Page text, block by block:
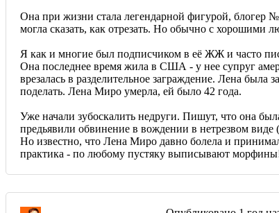
Она при жизни стала легендарной фигурой, блогер
могла сказать, как отрезать. Но обычно с хорошими
Я как и многие был подписчиком в её ЖЖ и часто
Она последнее время жила в США - у нее супруг
врезалась в разделительное заграждение. Лена
поделать. Лена Миро умерла, ей было 42 года.
Уже начали зубоскалить недруги. Пишут, что она
предьявили обвинение в вождении в нетрезвом виде
Но известно, что Лена Миро давно болела и
практика - по любому пустяку выписывают